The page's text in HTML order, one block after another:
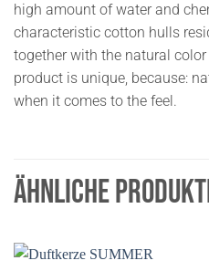
high amount of water and
characteristic cotton hulls
together with the natural
product is unique, because:
when it comes to the feel.
ÄHNLICHE